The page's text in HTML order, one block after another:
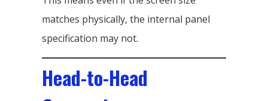
matches physically, the internal panel
specification may not.
Head-to-Head